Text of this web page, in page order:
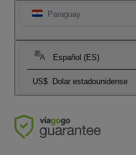
Paraguay
Español (ES)
US$ Dolar estadounidense